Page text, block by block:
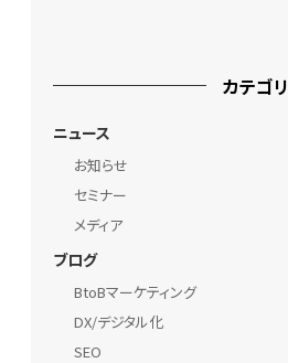
カテゴリ
ニュース
お知らせ
セミナー
メディア
ブログ
BtoBマーケティング
DX/デジタル化
SEO